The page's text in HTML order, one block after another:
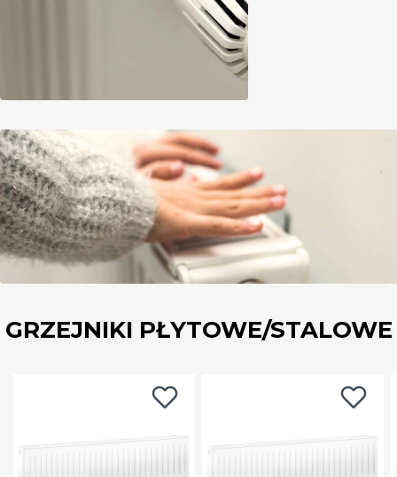
GRZEJNIKI PŁYTOWE/STALOWE